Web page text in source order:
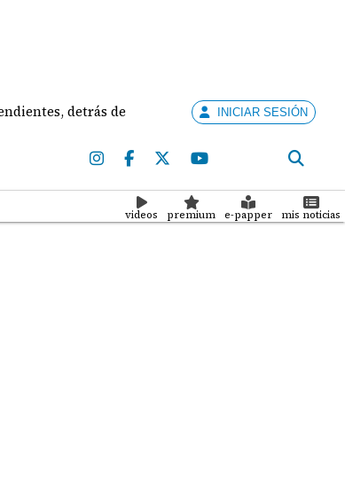
detrás de creación de partidos Bajo la
INICIAR SESIÓN
videos premium e-papper mis noticias